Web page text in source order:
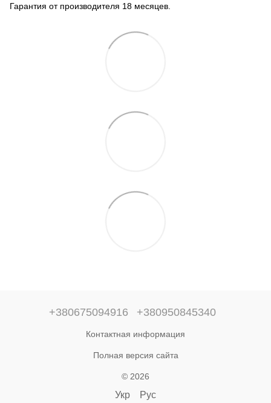
Гарантия от производителя 18 месяцев.
+380675094916 +380950845340
Контактная информация
Полная версия сайта
© 2026
Укр Рус